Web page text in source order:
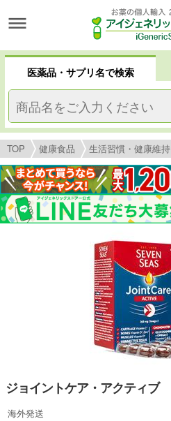
医薬品・サプリ名で検索
TOP 健康食品 生活習慣・健康維持
ジョイントケア・アクティブ
海外発送